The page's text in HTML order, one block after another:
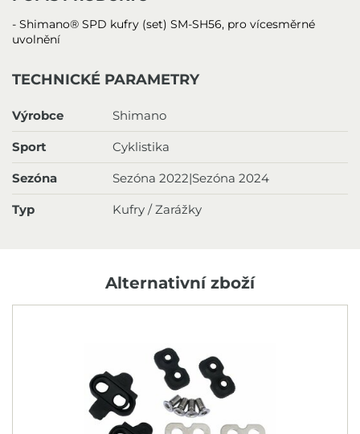
- Shimano® SPD kufry (set) SM-SH56, pro vícesměrné
uvolnění
TECHNICKÉ PARAMETRY
Výrobce Shimano
Sport Cyklistika
Sezóna Sezóna 2022|Sezóna 2024
Typ Kufry / Zarážky
Alternativní zboží